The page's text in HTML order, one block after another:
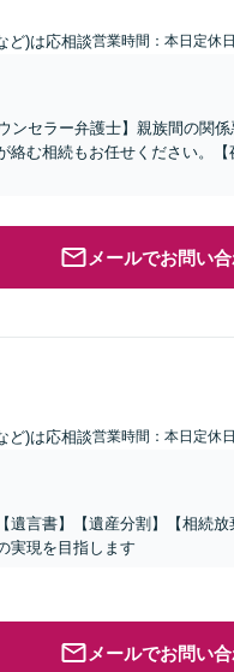
ど)は応相談営業時間：本日定休日
ンセラー弁護士】親族間の関
む相続もお任せください。【
メールでお問い
ど)は応相談営業時間：本日定休日
遺言書】【遺産分割】【相続
実現を目指します
メールでお問い